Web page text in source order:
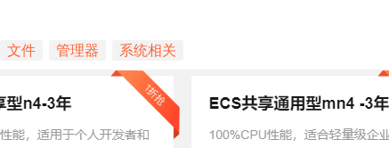
文件 管理器 系统相关